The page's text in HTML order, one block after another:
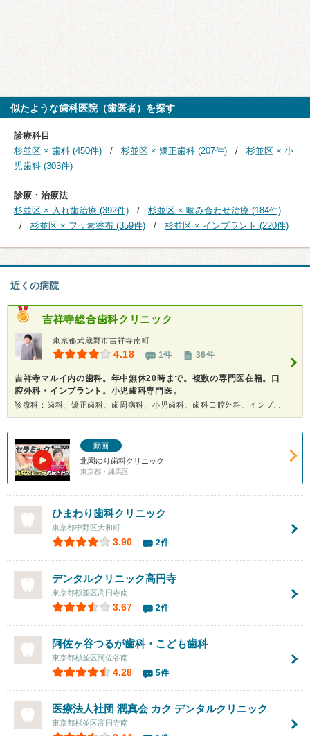
似たような歯科医院（歯医者）を探す
診療科目
杉並区 × 歯科 (450件)
杉並区 × 矯正歯科 (207件)
杉並区 × 小
児歯科 (303件)
診療・治療法
杉並区 × 入れ歯治療 (392件)
杉並区 × 噛み合わせ治療 (184件)
杉並区 × フッ素塗布 (359件)
杉並区 × インプラント (220件)
近くの病院
吉祥寺総合歯科クリニック
東京都武蔵野市吉祥寺南町
4.18 1件 36件
吉祥寺マルイ内の歯科。年中無休20時まで。複数の専門医在籍。口
腔外科・インプラント。小児歯科専門医。
診療科：歯科、矯正歯科、歯周病科、小児歯科、歯科口腔外科、インプラント、ホワイトニング
動画
北園ゆり歯科クリニック
東京都・練馬区
ひまわり歯科クリニック
東京都中野区大和町
3.90 2件
デンタルクリニック高円寺
東京都杉並区高円寺南
3.67 2件
阿佐ヶ谷つるが歯科・こども歯科
東京都杉並区阿佐谷南
4.28 5件
医療法人社団 潤真会 カク デンタルクリニック
東京都杉並区高円寺南